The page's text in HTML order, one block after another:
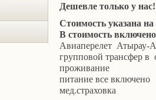
Дешевле только у
Стоимость указана
В стоимость
Авиаперелет Атырау-
групповой трансфер в
проживание
питание все включено
мед.страховка